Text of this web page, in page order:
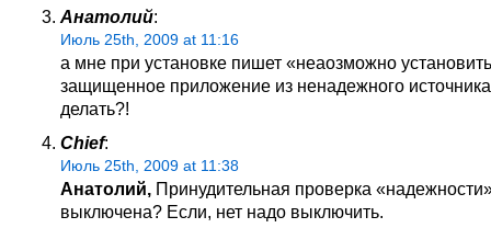
Анатолий:
Июль 25th, 2009 at 11:16
а мне при установке пишет «неаозможно установить
защищенное приложение из ненадежного
делать?!
Chief:
Июль 25th, 2009 at 11:38
Анатолий, Принудительная проверка
выключена? Если, нет надо выключить.